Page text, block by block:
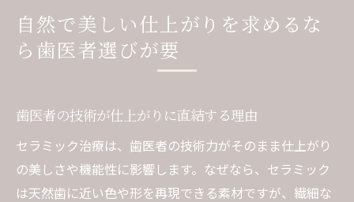
自然で美しい仕上がりを求めるな
ら歯医者選びが要
歯医者の技術が仕上がりに直結する理由
セラミック治療は、歯医者の技術力がそのまま仕上がり
の美しさや機能性に影響します。なぜなら、セラミック
は天然歯に近い色や形を再現できる素材ですが、繊細な